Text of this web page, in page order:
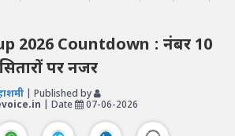
2026 Countdown : नंबर 10
पर नजर
| Published by
| Date 07-06-2026